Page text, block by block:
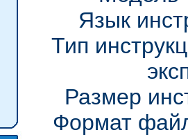
Язык
Тип
Размер
Формат